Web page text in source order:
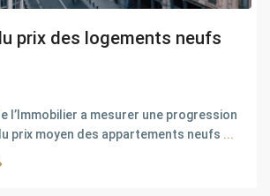
prix des logements neufs
l’Immobilier a mesurer une progression
prix moyen des appartements neufs ...